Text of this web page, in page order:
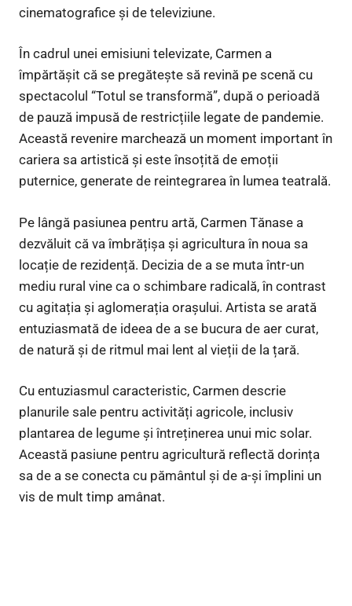
cinematografice și de televiziune.
În cadrul unei emisiuni televizate, Carmen a
împărtășit că se pregătește să revină pe scenă cu
spectacolul “Totul se transformă”, după o perioadă
de pauză impusă de restricțiile legate de pandemie.
Această revenire marchează un moment important în
cariera sa artistică și este însoțită de emoții
puternice, generate de reintegrarea în lumea teatrală.
Pe lângă pasiunea pentru artă, Carmen Tănase a
dezvăluit că va îmbrățișa și agricultura în noua sa
locație de rezidență. Decizia de a se muta într-un
mediu rural vine ca o schimbare radicală, în contrast
cu agitația și aglomerația orașului. Artista se arată
entuziasmată de ideea de a se bucura de aer curat,
de natură și de ritmul mai lent al vieții de la țară.
Cu entuziasmul caracteristic, Carmen descrie
planurile sale pentru activități agricole, inclusiv
plantarea de legume și întreținerea unui mic solar.
Această pasiune pentru agricultură reflectă dorința
sa de a se conecta cu pământul și de a-și împlini un
vis de mult timp amânat.